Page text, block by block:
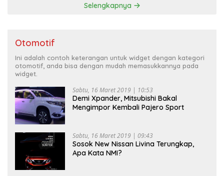
Selengkapnya
Otomotif
Ini adalah contoh keterangan untuk widget dengan kategori
otomotif, anda bisa dengan mudah memasukkannya pada
widget.
Sabtu, 16 Maret 2019 | 10:53
Demi Xpander, Mitsubishi Bakal
Mengimpor Kembali Pajero Sport
Sabtu, 16 Maret 2019 | 09:43
Sosok New Nissan Livina Terungkap,
Apa Kata NMI?